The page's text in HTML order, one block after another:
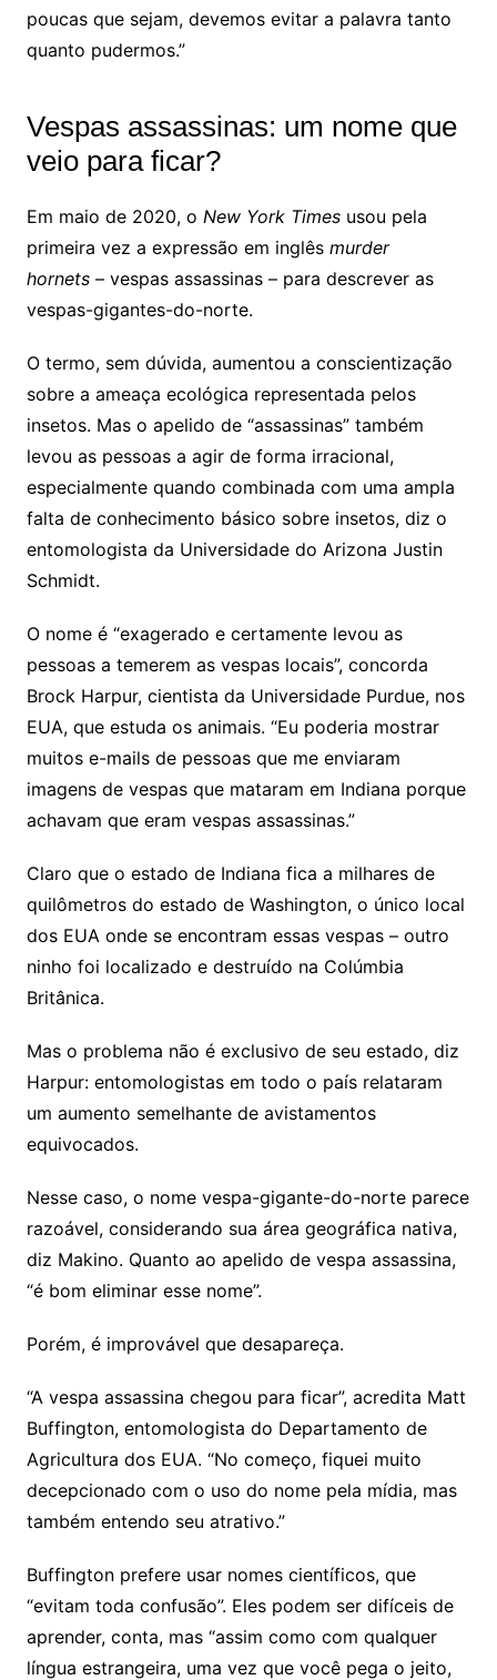
poucas que sejam, devemos evitar a palavra tanto
quanto pudermos.”
Vespas assassinas: um nome que
veio para ficar?
Em maio de 2020, o New York Timesusou pela
primeira vez a expressão em inglês murder
hornets– vespas assassinas – para descrever as
vespas-gigantes-do-norte.
O termo, sem dúvida, aumentou a conscientização
sobre a ameaça ecológica representada pelos
insetos. Mas o apelido de “assassinas” também
levou as pessoas a agir de forma irracional,
especialmente quando combinada com uma ampla
falta de conhecimento básico sobre insetos, diz o
entomologista da Universidade do Arizona Justin
Schmidt.
O nome é “exagerado e certamente levou as
pessoas a temerem as vespas locais”, concorda
Brock Harpur, cientista da Universidade Purdue, nos
EUA, que estuda os animais. “Eu poderia mostrar
muitos e-mails de pessoas que me enviaram
imagens de vespas que mataram em Indiana porque
achavam que eram vespas assassinas.”
Claro que o estado de Indiana fica a milhares de
quilômetros do estado de Washington, o único local
dos EUA onde se encontram essas vespas – outro
ninho foi localizado e destruído na Colúmbia
Britânica.
Mas o problema não é exclusivo de seu estado, diz
Harpur: entomologistas em todo o país relataram
um aumento semelhante de avistamentos
equivocados.
Nesse caso, o nome vespa-gigante-do-norte parece
razoável, considerando sua área geográfica nativa,
diz Makino. Quanto ao apelido de vespa assassina,
“é bom eliminar esse nome”.
Porém, é improvável que desapareça.
“A vespa assassina chegou para ficar”, acredita Matt
Buffington, entomologista do Departamento de
Agricultura dos EUA. “No começo, fiquei muito
decepcionado com o uso do nome pela mídia, mas
também entendo seu atrativo.”
Buffington prefere usar nomes científicos, que
“evitam toda confusão”. Eles podem ser difíceis de
aprender, conta, mas “assim como com qualquer
língua estrangeira, uma vez que você pega o jeito,